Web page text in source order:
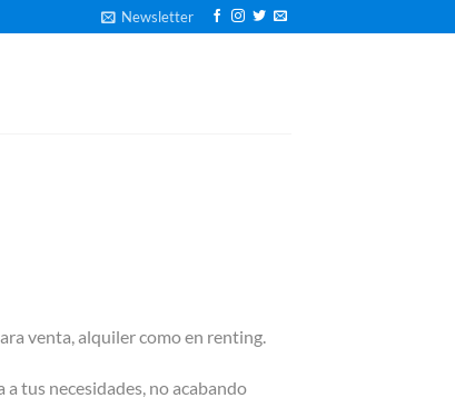
Newsletter
venta, alquiler como en renting.
tus necesidades, no acabando